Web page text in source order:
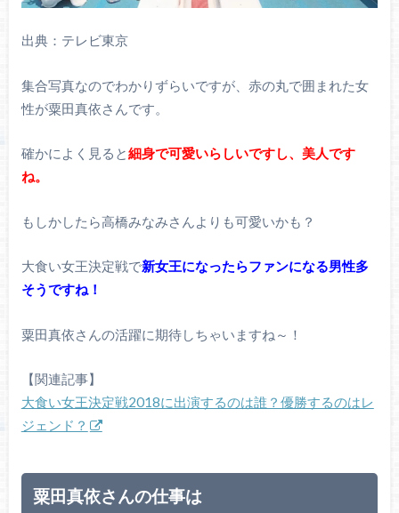
出典：テレビ東京
集合写真なのでわかりずらいですが、赤の丸で囲まれた女
性が粟田真依さんです。
確かによく見ると細身で可愛いらしいですし、美人です
ね。
もしかしたら高橋みなみさんよりも可愛いかも？
大食い女王決定戦で新女王になったらファンになる男性多
そうですね！
粟田真依さんの活躍に期待しちゃいますね～！
【関連記事】
大食い女王決定戦2018に出演するのは誰？優勝するのはレ
ジェンド？
粟田真依さんの仕事は